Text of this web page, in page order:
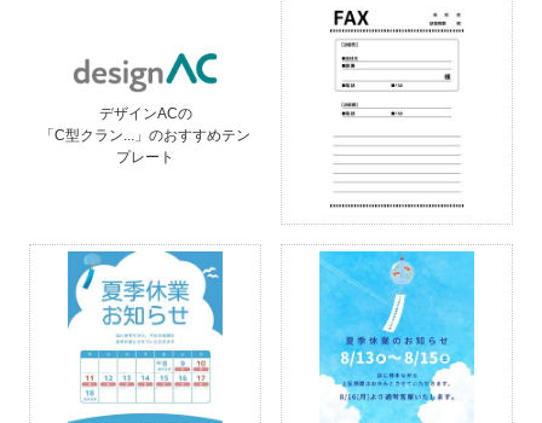
デザインACの
「C型クラン...」のおすすめテン
プレート